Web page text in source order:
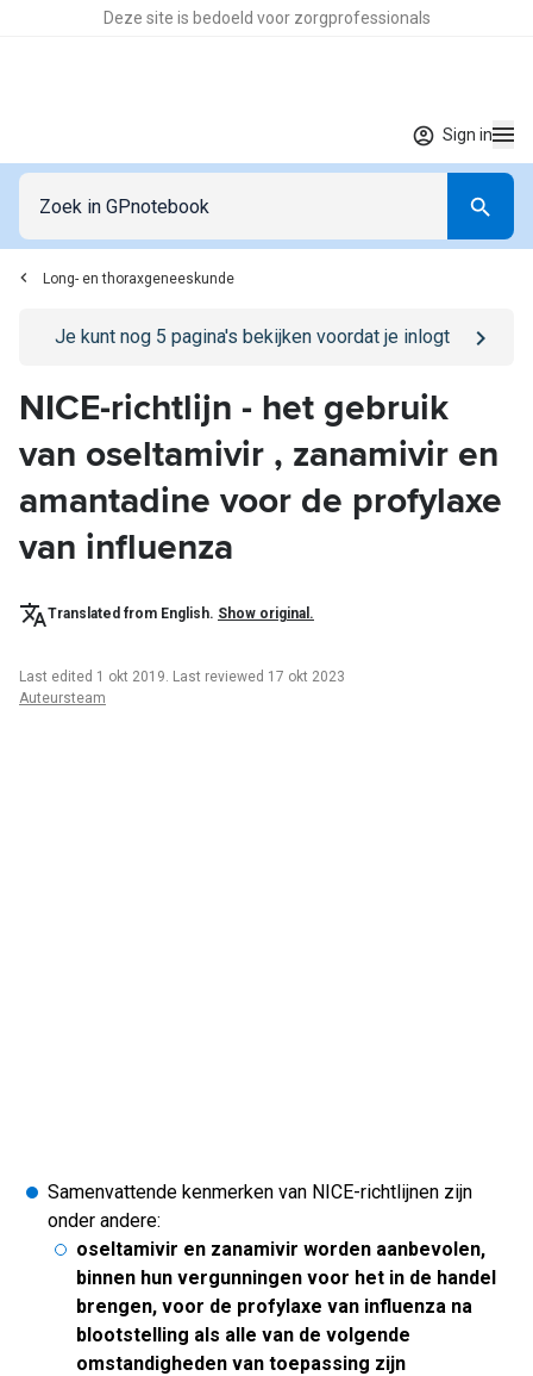
Deze site is bedoeld voor zorgprofessionals
Sign in
Long- en thoraxgeneeskunde
Go to/sign-in page
Je kunt nog 5 pagina's bekijken voordat je inlogt
NICE-richtlijn - het gebruik
van oseltamivir , zanamivir en
amantadine voor de profylaxe
van influenza
Translated from English. Show original.
Last edited 1 okt 2019. Last reviewed 17 okt 2023
Auteursteam
Samenvattende kenmerken van NICE-richtlijnen zijn
onder andere:
oseltamivir en zanamivir worden aanbevolen,
binnen hun vergunningen voor het in de handel
brengen, voor de profylaxe van influenza na
blootstelling als alle van de volgende
omstandigheden van toepassing zijn